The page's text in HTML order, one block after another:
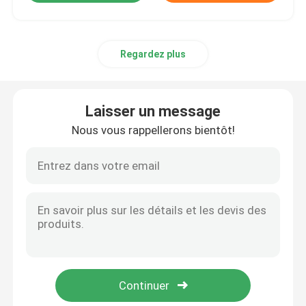
Regardez plus
Laisser un message
Nous vous rappellerons bientôt!